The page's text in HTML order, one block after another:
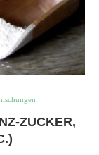
ZUCKER,